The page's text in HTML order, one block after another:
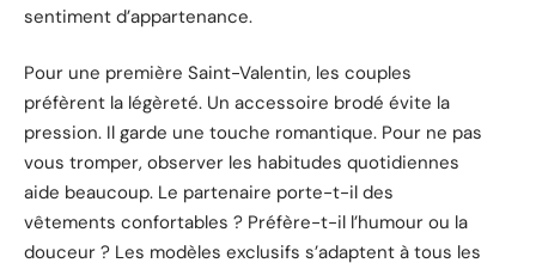
sentiment d’appartenance.
Pour une première Saint-Valentin, les couples
préfèrent la légèreté. Un accessoire brodé évite la
pression. Il garde une touche romantique. Pour ne pas
vous tromper, observer les habitudes quotidiennes
aide beaucoup. Le partenaire porte-t-il des
vêtements confortables ? Préfère-t-il l’humour ou la
douceur ? Les modèles exclusifs s’adaptent à tous les